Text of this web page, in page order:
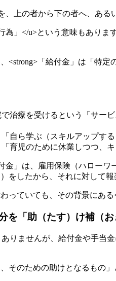
上の者から下の者へ、ある
」</u>という意味もあり
<strong>「給付金」は「特
で治療を受けるという「サ
自ら学ぶ（スキルアップす
育児のために休業しつつ、
金」は、雇用保険（ハロー
したから、それに対して報
っていても、その背景にあ
を「助（たす）け補（お
りませんが、給付金や手当
そのための助けとなるもの」